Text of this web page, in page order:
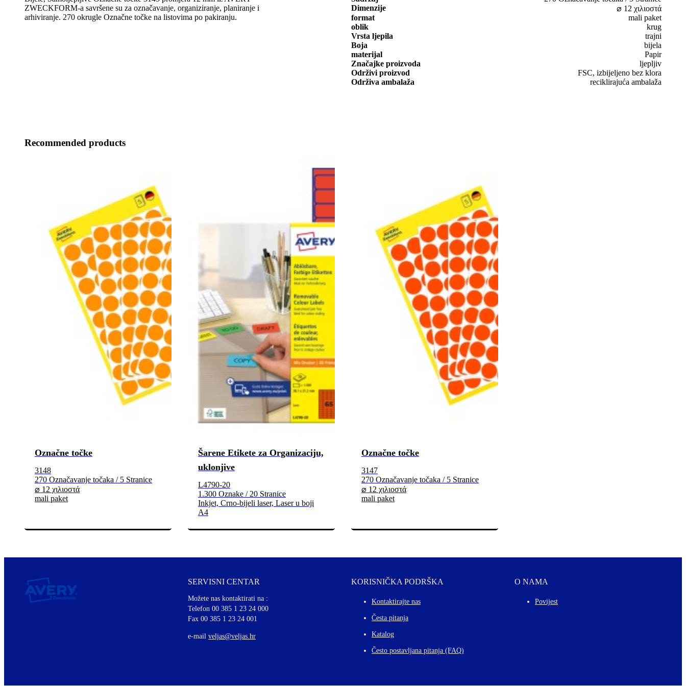
ZWECKFORM-a savršene su za označavanje, organiziranje, planiranje i
arhiviranje. 270 okrugle Označne točke na listovima po pakiranju.
Dimenzije
⌀ 12 χιλιοστά
format
mali paket
oblik
krug
Vrsta ljepila
trajni
Boja
bijela
materijal
Papir
Značajke proizvoda
ljepljiv
Održivi proizvod
FSC, izbijeljeno bez klora
Održiva ambalaža
reciklirajuća ambalaža
Recommended products
Označne točke
3148
270 Označavanje točaka / 5 Stranice
⌀ 12 χιλιοστά
mali paket
Šarene Etikete za Organizaciju,
uklonjive
L4790-20
1.300 Oznake / 20 Stranice
Inkjet, Crno-bijeli laser, Laser u boji
A4
Označne točke
3147
270 Označavanje točaka / 5 Stranice
⌀ 12 χιλιοστά
mali paket
SERVISNI CENTAR
Možete nas kontaktirati na :
Telefon 00 385 1 23 24 000
Fax 00 385 1 23 24 001
e-mail veljas@veljas.hr
KORISNIČKA PODRŠKA
Kontaktirajte nas
Česta pitanja
Katalog
Često postavljana pitanja (FAQ)
O NAMA
Povijest